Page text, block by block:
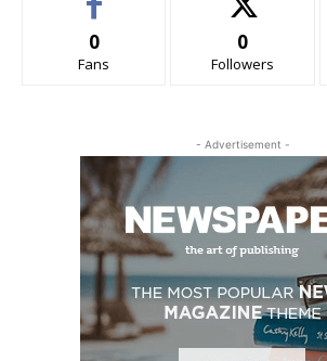
0
Fans
0
Followers
- Advertisement -